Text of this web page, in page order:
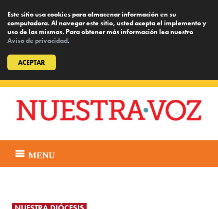
Este sitio usa cookies para almacenar información en su
computadora. Al navegar este sitio, usted acepta el implemento y
uso de las mismas. Para obtener más información lea nuestro
Aviso de privacidad.
ACEPTAR
content
MENU